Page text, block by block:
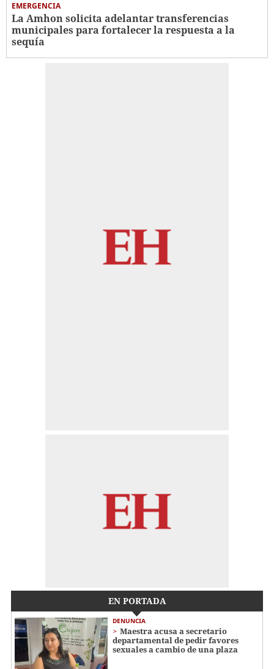
EMERGENCIA
La Amhon solicita adelantar transferencias
municipales para fortalecer la respuesta a la
sequía
EN PORTADA
DENUNCIA
Maestra acusa a secretario
departamental de pedir favores
sexuales a cambio de una plaza